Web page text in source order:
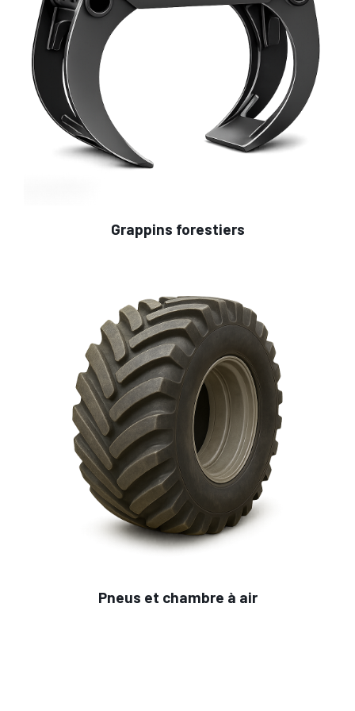
Grappins forestiers
Pneus et chambre à air